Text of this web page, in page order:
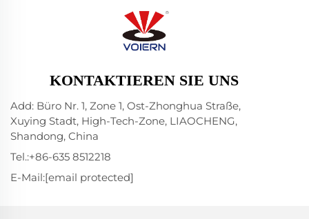
KONTAKTIEREN SIE UNS
Add: Büro Nr. 1, Zone 1, Ost-Zhonghua Straße,
Xuying Stadt, High-Tech-Zone, LIAOCHENG,
Shandong, China
Tel.:+86-635 8512218
E-Mail:[email protected]